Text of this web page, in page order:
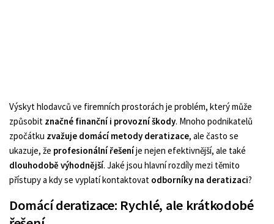
Výskyt hlodavců ve firemních prostorách je problém, který může
způsobit značné finanční i provozní škody. Mnoho podnikatelů
zpočátku zvažuje domácí metody deratizace, ale často se
ukazuje, že profesionální řešeníje nejen efektivnější, ale také
dlouhodobě výhodnější. Jaké jsou hlavní rozdíly mezi těmito
přístupy a kdy se vyplatí kontaktovat odborníky na deratizaci?
Domácí deratizace: Rychlé, ale krátkodobé